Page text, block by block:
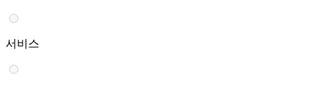
서비스